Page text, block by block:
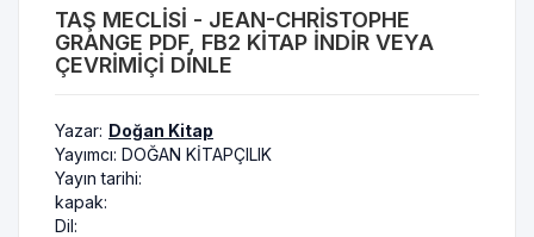
TAŞ MECLISI - JEAN-CHRISTOPHE
GRANGE PDF, FB2 KITAP INDIR VEYA
ÇEVRIMIÇI DINLE
Yazar: Doğan Kitap
Yayımcı: DOĞAN KİTAPÇILIK
Yayın tarihi:
kapak:
Dil: